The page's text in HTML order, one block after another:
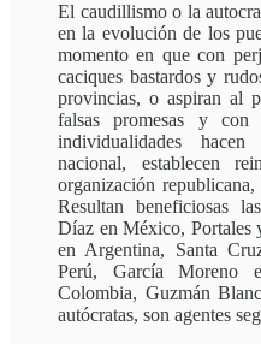
El caudillismo o la
en la evolución de los
momento en que con
caciques bastardos y
provincias, o aspiran al
falsas promesas y con
individualidades
nacional, establecen
organización
Resultan beneficiosas
Díaz en México, Portales
en Argentina, Santa
Perú, García Moreno
Colombia, Guzmán
autócratas, son agentes